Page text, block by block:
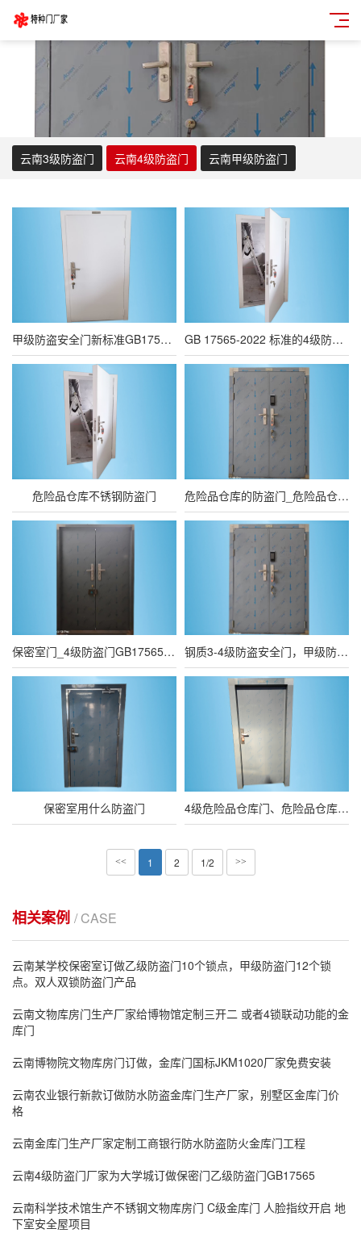
云南3级防盗门 云南4级防盗门 云南甲级防盗门
甲级防盗安全门新标准GB17565-2022、4级3级防盗门订购 GB 17565-2022 标准的4级防盗门
危险品仓库不锈钢防盗门 危险品仓库的防盗门_危险品仓库的四级防盗门
保密室门_4级防盗门GB17565-2022 钢质3-4级防盗安全门，甲级防盗安全门，封闭式带自动装置
保密室用什么防盗门 4级危险品仓库门、危险品仓库防盗门GB17656-2022
<< 1 2 1/2 >>
相关案例 / CASE
云南某学校保密室订做乙级防盗门10个锁点，甲级防盗门12个锁
点。双人双锁防盗门产品
云南文物库房门生产厂家给博物馆定制三开二 或者4锁联动功能的金
库门
云南博物院文物库房门订做，金库门国标JKM1020厂家免费安装
云南农业银行新款订做防水防盗金库门生产厂家，别墅区金库门价
格
云南金库门生产厂家定制工商银行防水防盗防火金库门工程
云南4级防盗门厂家为大学城订做保密门乙级防盗门GB17565
云南科学技术馆生产不锈钢文物库房门 C级金库门 人脸指纹开启 地
下室安全屋项目